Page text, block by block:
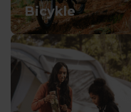
Bicykle